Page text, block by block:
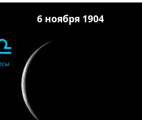
6 ноября 1904